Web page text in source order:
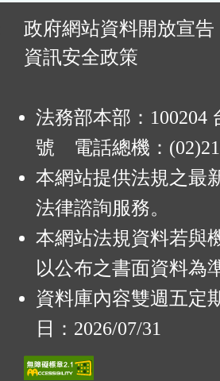
政府網站資料開放宣告
資訊安全政策
法務部本部：100204
號 電話總機：
本網站提供法規之最
法律諮詢服務。
本網站法規資料若與
以公布之書面資料為
資料庫內容雙週五定
日：2026/07/31